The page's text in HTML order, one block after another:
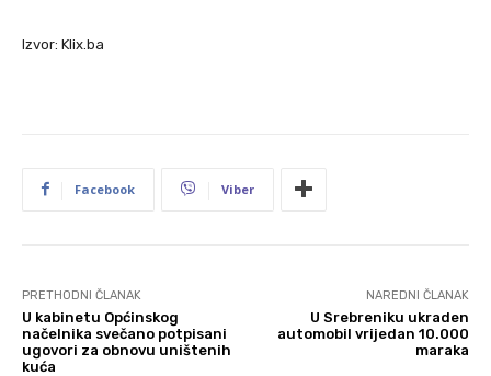
Izvor: Klix.ba
Facebook Viber
PRETHODNI ČLANAK
U kabinetu Općinskog
načelnika svečano potpisani
ugovori za obnovu uništenih
kuća
NAREDNI ČLANAK
U Srebreniku ukraden
automobil vrijedan 10.000
maraka